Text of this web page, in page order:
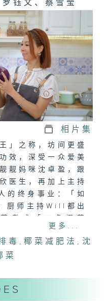
钰文、蔡雪莹
相片集
」之称，坊间更盛
效，深受一众爱美
靓妈咪沈卓盈，跟
医生，再加上主持
的终身事业：「如
厨师主持Will都出
吃得津津有味。
蔬菜，识食专员不
再到农场，请教农
Leung
更多...
毒 ,椰菜减肥法 , 沈
菜